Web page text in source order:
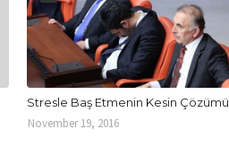
Stresle Baş Etmenin Kesin Çözümü
November 19, 2016